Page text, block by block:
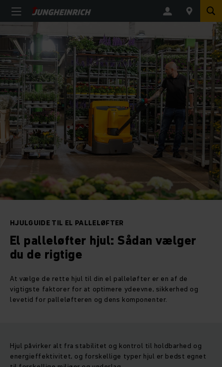
HJULGUIDE TIL EL PALLELØFTER
El palleløfter hjul: Sådan vælger
du de rigtige
At vælge de rette hjul til din el palleløfter er en af de
vigtigste faktorer for at optimere ydeevne, sikkerhed og
levetid for palleløfteren og dens komponenter.
Hjul påvirker alt fra stabilitet og kontrol til holdbarhed og
energieffektivitet, og forskellige typer hjul er bedst egnet